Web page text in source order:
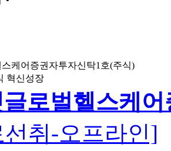
케어증권자투자신탁1호(주식)
혁신성장
로벌헬스케
취-오프라인]